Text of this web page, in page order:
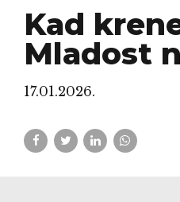
Kad
Mladost
17.01.2026.